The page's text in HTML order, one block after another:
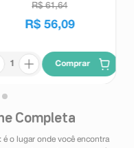
R$ 61,64
R$ 56,09
Comprar
Completa
é o lugar onde você encontra